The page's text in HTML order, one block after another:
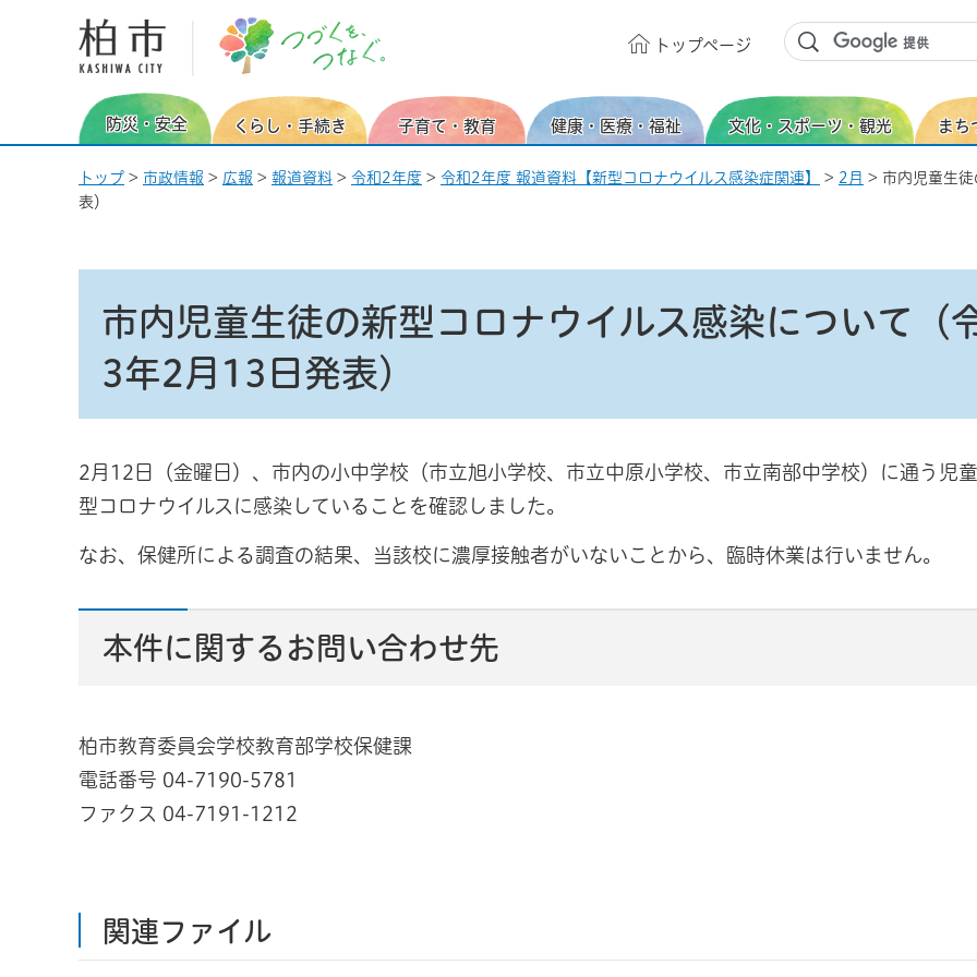
柏市 つづくを、つなぐ。
トップページ
防災・安全 くらし・手続き 子育て・教育 健康・医療・福祉 文化・スポーツ・観光 まち
トップ > 市政情報 > 広報 > 報道資料 > 令和2年度 > 令和2年度 報道資料【新型コロナウイルス感染症関連】 > 2月 > 市内児童生
表）
市内児童生徒の新型コロナウイルス感染について（
3年2月13日発表）
2月12日（金曜日）、市内の小中学校（市立旭小学校、市立中原小学校、市立南部中学校）に通う児
型コロナウイルスに感染していることを確認しました。
なお、保健所による調査の結果、当該校に濃厚接触者がいないことから、臨時休業は行いません。
本件に関するお問い合わせ先
柏市教育委員会学校教育部学校保健課
電話番号 04-7190-5781
ファクス 04-7191-1212
関連ファイル